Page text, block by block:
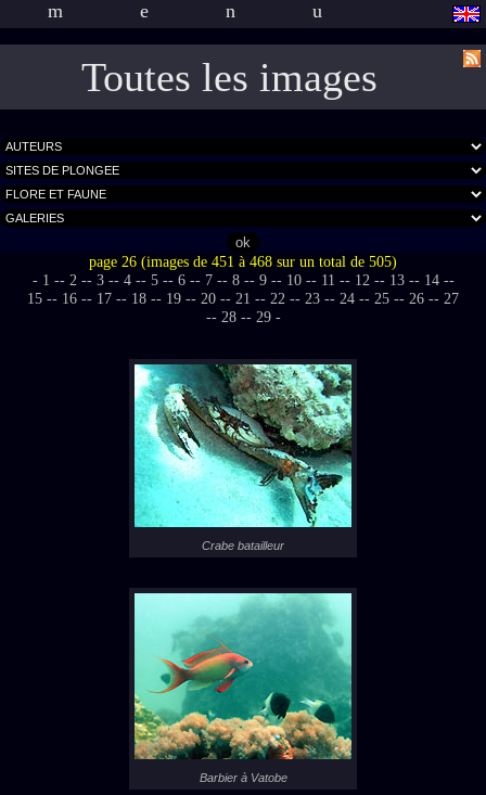
menu
Toutes les images
page 26 (images de 451 à 468 sur un total de 505)
- 1 -- 2 -- 3 -- 4 -- 5 -- 6 -- 7 -- 8 -- 9 -- 10 -- 11 -- 12 -- 13 -- 14 --
15 -- 16 -- 17 -- 18 -- 19 -- 20 -- 21 -- 22 -- 23 -- 24 -- 25 -- 26 -- 27
-- 28 -- 29 -
Crabe batailleur
Barbier à Vatobe